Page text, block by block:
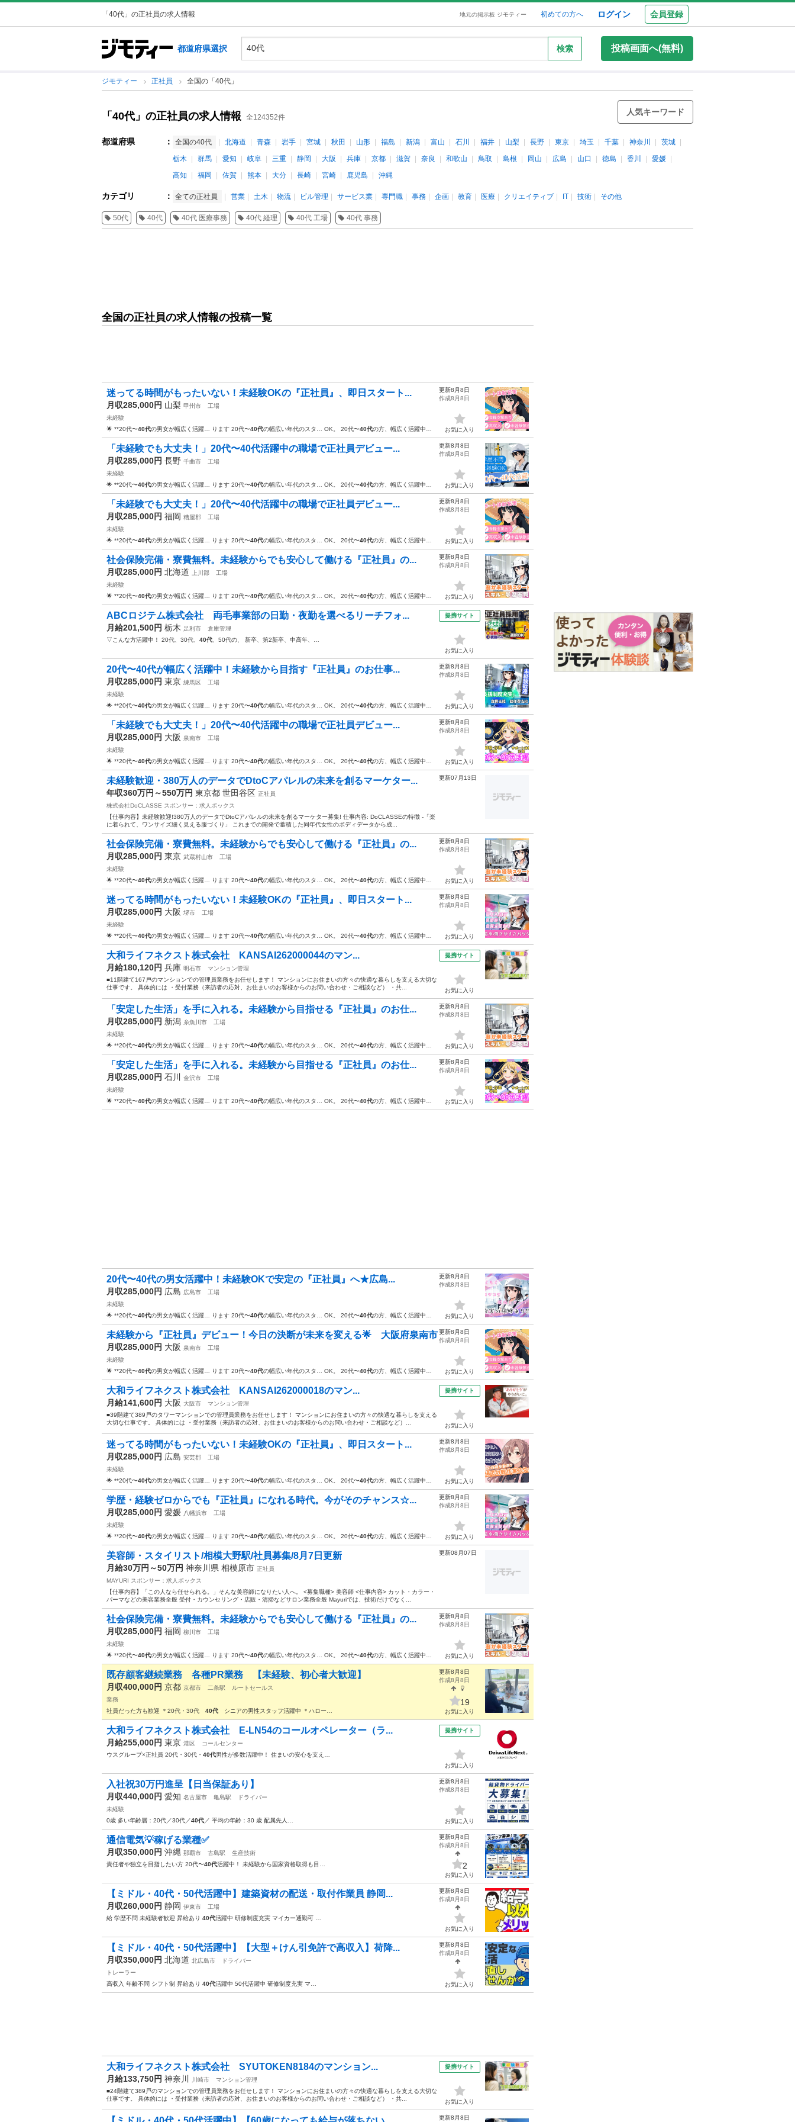
「40代」の正社員の求人情報 地元の掲示板 ジモティー 初めての方へ ログイン 会員登録
都道府県選択 検索 投稿画面へ(無料)
ジモティー 正社員 全国の「40代」
「40代」の正社員の求人情報 全124352件
人気キーワード
都道府県 ： 全国の40代 北海道 青森 岩手 宮城 秋田 山形 福島 新潟 富山 石川 福井 山梨 長野 東京 埼玉 千葉 神奈川
茨城
栃木
群馬 愛知 岐阜 三重 静岡 大阪 兵庫 京都 滋賀 奈良 和歌山 鳥取 島根 岡山 広島 山口 徳島 香川
愛媛
高知
福岡 佐賀 熊本 大分 長崎 宮崎 鹿児島 沖縄
カテゴリ ： 全ての正社員 営業 土木 物流 ビル管理 サービス業 専門職 事務 企画 教育 医療 クリエイティブ IT 技術 その他
50代 40代 40代 医療事務 40代 経理 40代 工場 40代 事務
全国の正社員の求人情報の投稿一覧
迷ってる時間がもったいない！未経験OKの『正社員』、即日スタート...
月収285,000円 山梨 甲州市
工場
未経験
🌟 **20代〜40代の男女が幅広く活躍… ります 20代〜40代の幅広い年代のスタ… OK。 20代〜40代の方、幅広く活躍中…
更新8月8日
作成8月8日
お気に入り
「未経験でも大丈夫！」20代〜40代活躍中の職場で正社員デビュー...
月収285,000円 長野 千曲市
工場
未経験
🌟 **20代〜40代の男女が幅広く活躍… ります 20代〜40代の幅広い年代のスタ… OK。 20代〜40代の方、幅広く活躍中…
更新8月8日
作成8月8日
お気に入り
「未経験でも大丈夫！」20代〜40代活躍中の職場で正社員デビュー...
月収285,000円 福岡 糟屋郡
工場
未経験
🌟 **20代〜40代の男女が幅広く活躍… ります 20代〜40代の幅広い年代のスタ… OK。 20代〜40代の方、幅広く活躍中…
更新8月8日
作成8月8日
お気に入り
社会保険完備・寮費無料。未経験からでも安心して働ける『正社員』の...
月収285,000円 北海道 上川郡
工場
未経験
🌟 **20代〜40代の男女が幅広く活躍… ります 20代〜40代の幅広い年代のスタ… OK。 20代〜40代の方、幅広く活躍中…
更新8月8日
作成8月8日
お気に入り
ABCロジテム株式会社 両毛事業部の日勤・夜勤を選べるリーチフォ...
月給201,500円 栃木 足利市
倉庫管理
▽こんな方活躍中！ 20代、30代、 40代 、50代の、 新卒、第2新卒、中高年、…
提携サイト
お気に入り
20代〜40代が幅広く活躍中！未経験から目指す『正社員』のお仕事...
月収285,000円 東京 練馬区
工場
未経験
🌟 **20代〜40代の男女が幅広く活躍… ります 20代〜40代の幅広い年代のスタ… OK。 20代〜40代の方、幅広く活躍中…
更新8月8日
作成8月8日
お気に入り
「未経験でも大丈夫！」20代〜40代活躍中の職場で正社員デビュー...
月収285,000円 大阪 泉南市
工場
未経験
🌟 **20代〜40代の男女が幅広く活躍… ります 20代〜40代の幅広い年代のスタ… OK。 20代〜40代の方、幅広く活躍中…
更新8月8日
作成8月8日
お気に入り
未経験歓迎・380万人のデータでDtoCアパレルの未来を創るマーケター...
年収360万円～550万円 東京都 世田谷区 正社員
株式会社DoCLASSE スポンサー：求人ボックス
【仕事内容】未経験歓迎!380万人のデータでDtoCアパレルの未来を創るマーケター募集! 仕事内容: DoCLASSEの特徴 -「楽
に着られて、ワンサイズ細く見える服づくり」 これまでの開発で蓄積した同年代女性のボディデータから成...
更新07月13日
社会保険完備・寮費無料。未経験からでも安心して働ける『正社員』の...
月収285,000円 東京 武蔵村山市
工場
未経験
🌟 **20代〜40代の男女が幅広く活躍… ります 20代〜40代の幅広い年代のスタ… OK。 20代〜40代の方、幅広く活躍中…
更新8月8日
作成8月8日
お気に入り
迷ってる時間がもったいない！未経験OKの『正社員』、即日スタート...
月収285,000円 大阪 堺市
工場
未経験
🌟 **20代〜40代の男女が幅広く活躍… ります 20代〜40代の幅広い年代のスタ… OK。 20代〜40代の方、幅広く活躍中…
更新8月8日
作成8月8日
お気に入り
大和ライフネクスト株式会社 KANSAI262000044のマン...
月給180,120円 兵庫 明石市
マンション管理
■11階建て167戸のマンションでの管理員業務をお任せします！ マンションにお住まいの方々の快適な暮らしを支える大切な
仕事です。 具体的には ・受付業務（来訪者の応対、お住まいのお客様からのお問い合わせ・ご相談など） ・共...
提携サイト
お気に入り
「安定した生活」を手に入れる。未経験から目指せる『正社員』のお仕...
月収285,000円 新潟 糸魚川市
工場
未経験
🌟 **20代〜40代の男女が幅広く活躍… ります 20代〜40代の幅広い年代のスタ… OK。 20代〜40代の方、幅広く活躍中…
更新8月8日
作成8月8日
お気に入り
「安定した生活」を手に入れる。未経験から目指せる『正社員』のお仕...
月収285,000円 石川 金沢市
工場
未経験
🌟 **20代〜40代の男女が幅広く活躍… ります 20代〜40代の幅広い年代のスタ… OK。 20代〜40代の方、幅広く活躍中…
更新8月8日
作成8月8日
お気に入り
20代〜40代の男女活躍中！未経験OKで安定の『正社員』へ★広島...
月収285,000円 広島 広島市
工場
未経験
🌟 **20代〜40代の男女が幅広く活躍… ります 20代〜40代の幅広い年代のスタ… OK。 20代〜40代の方、幅広く活躍中…
更新8月8日
作成8月8日
お気に入り
未経験から『正社員』デビュー！今日の決断が未来を変える🌟 大阪府泉南市
月収285,000円 大阪 泉南市
工場
未経験
🌟 **20代〜40代の男女が幅広く活躍… ります 20代〜40代の幅広い年代のスタ… OK。 20代〜40代の方、幅広く活躍中…
更新8月8日
作成8月8日
お気に入り
大和ライフネクスト株式会社 KANSAI262000018のマン...
月給141,600円 大阪 大阪市
マンション管理
■39階建て389戸のタワーマンションでの管理員業務をお任せします！ マンションにお住まいの方々の快適な暮らしを支える
大切な仕事です。 具体的には ・受付業務（来訪者の応対、お住まいのお客様からのお問い合わせ・ご相談など）...
提携サイト
お気に入り
迷ってる時間がもったいない！未経験OKの『正社員』、即日スタート...
月収285,000円 広島 安芸郡
工場
未経験
🌟 **20代〜40代の男女が幅広く活躍… ります 20代〜40代の幅広い年代のスタ… OK。 20代〜40代の方、幅広く活躍中…
更新8月8日
作成8月8日
お気に入り
学歴・経験ゼロからでも『正社員』になれる時代。今がそのチャンス☆...
月収285,000円 愛媛 八幡浜市
工場
未経験
🌟 **20代〜40代の男女が幅広く活躍… ります 20代〜40代の幅広い年代のスタ… OK。 20代〜40代の方、幅広く活躍中…
更新8月8日
作成8月8日
お気に入り
美容師・スタイリスト/相模大野駅/社員募集/8月7日更新
月給30万円～50万円 神奈川県 相模原市 正社員
MAYURI スポンサー：求人ボックス
【仕事内容】「この人なら任せられる。」そんな美容師になりたい人へ。 <募集職種> 美容師 <仕事内容> カット・カラー・
パーマなどの美容業務全般 受付・カウンセリング・店販・清掃などサロン業務全般 Mayuriでは、技術だけでなく...
更新08月07日
社会保険完備・寮費無料。未経験からでも安心して働ける『正社員』の...
月収285,000円 福岡 柳川市
工場
未経験
🌟 **20代〜40代の男女が幅広く活躍… ります 20代〜40代の幅広い年代のスタ… OK。 20代〜40代の方、幅広く活躍中…
更新8月8日
作成8月8日
お気に入り
既存顧客継続業務 各種PR業務 【未経験、初心者大歓迎】
月収400,000円 京都 京都市 二条駅
ルートセールス
業務
社員だった方も歓迎 ＊20代・30代 40代 シニアの男性スタッフ活躍中 ＊ハロー…
更新8月8日
作成8月8日
19
お気に入り
大和ライフネクスト株式会社 E-LN54のコールオペレーター（ラ...
月給255,000円 東京 港区
コールセンター
ウスグループ×正社員 20代・30代・ 40代男性が多数活躍中！ 住まいの安心を支え…
提携サイト
お気に入り
入社祝30万円進呈【日当保証あり】
月収440,000円 愛知 名古屋市 亀島駅
ドライバー
未経験
0歳 多い年齢層：20代／30代／40代 ／ 平均の年齢：30 歳 配属先人…
更新8月8日
作成8月8日
お気に入り
通信電気💡稼げる業種✅
月収350,000円 沖縄 那覇市 古島駅
生産技術
責任者や独立を目指したい方 20代〜40代活躍中！ 未経験から国家資格取得も目…
更新8月8日
作成8月8日
2
お気に入り
【ミドル・40代・50代活躍中】建築資材の配送・取付作業員 静岡...
月収260,000円 静岡 伊東市
工場
給 学歴不問 未経験者歓迎 昇給あり 40代活躍中 研修制度充実 マイカー通勤可 …
更新8月8日
作成8月8日
お気に入り
【ミドル・40代・50代活躍中】【大型＋けん引免許で高収入】荷降...
月収350,000円 北海道 北広島市
ドライバー
トレーラー
高収入 年齢不問 シフト制 昇給あり 40代活躍中 50代活躍中 研修制度充実 マ…
更新8月8日
作成8月8日
お気に入り
大和ライフネクスト株式会社 SYUTOKEN8184のマンション...
月給133,750円 神奈川 川崎市
マンション管理
■24階建て389戸のマンションでの管理員業務をお任せします！ マンションにお住まいの方々の快適な暮らしを支える大切な
仕事です。 具体的には ・受付業務（来訪者の応対、お住まいのお客様からのお問い合わせ・ご相談など） ・共...
提携サイト
お気に入り
更新8月8日